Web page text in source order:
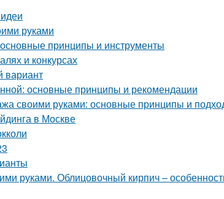
руками
принципы и инструменты
и конкурсах
вариант
основные принципы и рекомендации
своими руками: основные принципы и
в Москве
руками. Облицовочный кирпич –